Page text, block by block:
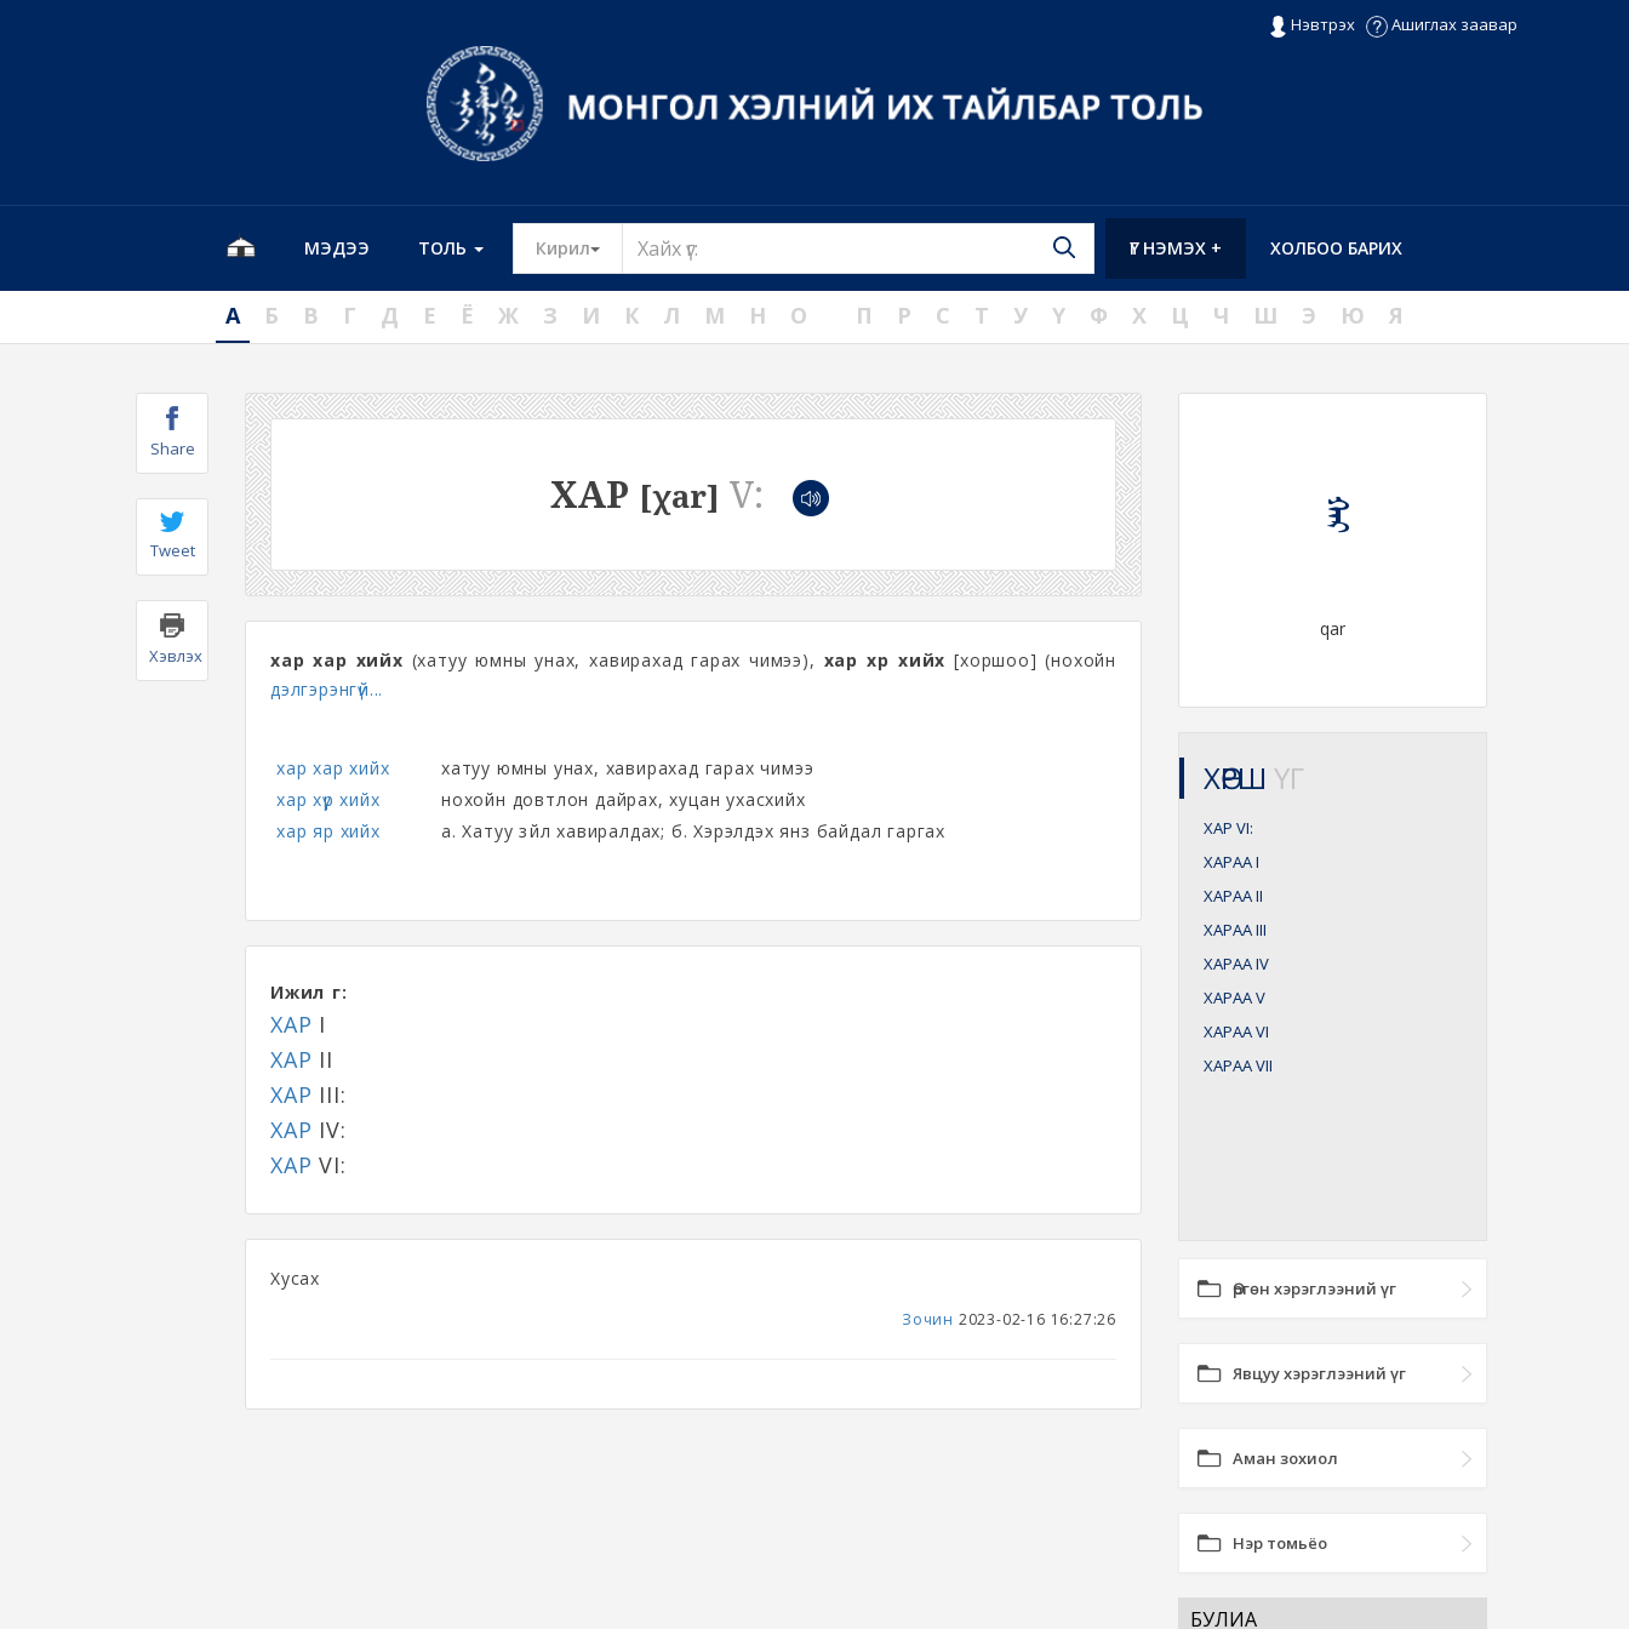
Нэвтрэх Ашиглах заавар
МЭДЭЭ ТОЛЬ Кирил Toggle Dropdown ХОЛБОО БАРИХ
ҮГ НЭМЭХ +
А Б В Г Д Е Ё Ж З И К Л М Н О П Р С Т У Ү Ф Х Ц Ч Ш Э Ю Я
Share
Tweet
Хэвлэх
ХАР [χar] V:
хар хар хийх (хатуу юмны унах, хавирахад гарах чимээ), хар хүр хийх [хоршоо] (нохойн
дэлгэрэнгүй...
хар хар хийх
хатуу юмны унах, хавирахад гарах чимээ
хар хүр хийх
нохойн довтлон дайрах, хуцан ухасхийх
хар яр хийх
а. Хатуу зүйл хавиралдах; б. Хэрэлдэх янз байдал гаргах
Ижил үг:
ХАР I
ХАР II
ХАР III:
ХАР IV:
ХАР VI:
Хусах
Зочин 2023-02-16 16:27:26
ᠬᠠᠷ
qar
ХӨРШ ҮГ
ХАР VI:
ХАРААI
ХАРААII
ХАРААIII
ХАРААIV
ХАРААV
ХАРААVI
ХАРААVII
Өргөн хэрэглээний үг
Явцуу хэрэглээний үг
Аман зохиол
Нэр томьёо
БУЛИА